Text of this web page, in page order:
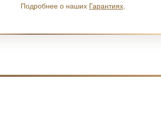
Подробнее о наших Гарантиях.